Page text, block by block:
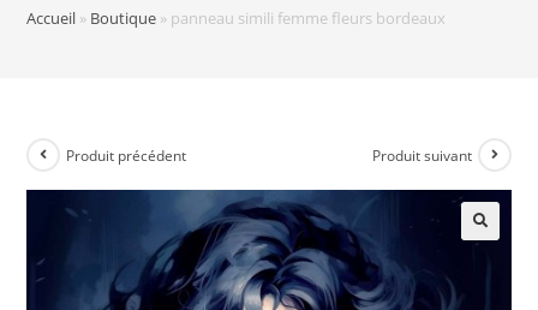
Accueil » Boutique » panneau simili femme fleurs bordeaux
Produit précédent Produit suivant